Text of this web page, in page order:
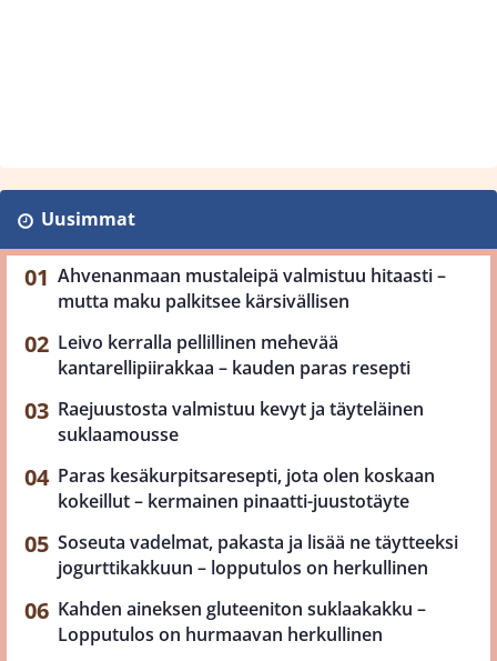
Uusimmat
Ahvenanmaan mustaleipä valmistuu hitaasti –
mutta maku palkitsee kärsivällisen
Leivo kerralla pellillinen mehevää
kantarellipiirakkaa – kauden paras resepti
Raejuustosta valmistuu kevyt ja täyteläinen
suklaamousse
Paras kesäkurpitsaresepti, jota olen koskaan
kokeillut – kermainen pinaatti-juustotäyte
Soseuta vadelmat, pakasta ja lisää ne täytteeksi
jogurttikakkuun – lopputulos on herkullinen
Kahden aineksen gluteeniton suklaakakku –
Lopputulos on hurmaavan herkullinen